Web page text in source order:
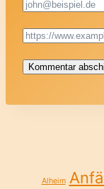
Alheim